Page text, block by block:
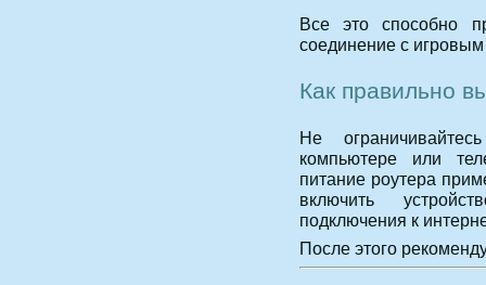
Все это способно
соединение с
Как правильно
Не
компьютере или
питание роутера
включить
подключения к
После этого